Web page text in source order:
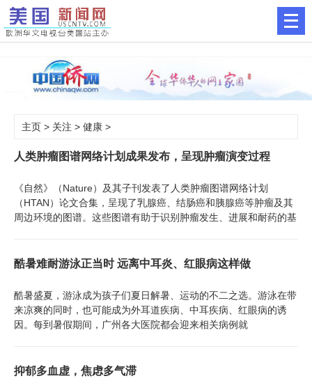
主页 > 关注 > 健康 >
人类肿瘤图谱网络计划成果发布，呈现肿瘤演变过程
《自然》（Nature）及其子刊发表了人类肿瘤图谱网络计划
（HTAN）论文合集，呈现了乳腺癌、结肠癌和胰腺癌等肿瘤及其
周边环境的图谱。这些图谱有助于识别肿瘤发生、进展和耐药的基
酷暑难耐游泳正当时 远离中耳炎、红眼病这样做
酷暑盛夏，游泳成为孩子们夏日解暑、运动的不二之选。游泳在带
来凉爽的同时，也可能成为外耳道疾病、中耳疾病、红眼病的诱
因。每到暑假期间，广州各大医院都会迎来相关病例就
抑郁多血虚，焦虑多气滞